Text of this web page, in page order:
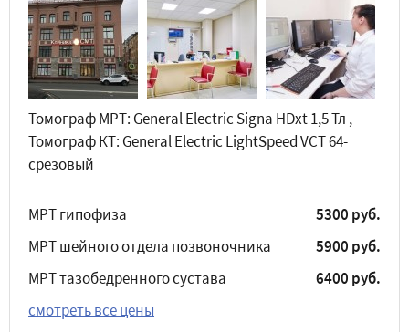
Томограф МРТ: General Electric Signa HDxt 1,5 Тл ,
Томограф КТ: General Electric LightSpeed VCT 64-
срезовый
МРТ гипофиза
5300 руб.
МРТ шейного отдела позвоночника
5900 руб.
МРТ тазобедренного сустава
6400 руб.
смотреть все цены